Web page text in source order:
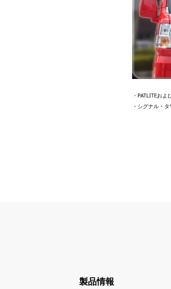
・PATLITEお
・シグナル・
製品情報